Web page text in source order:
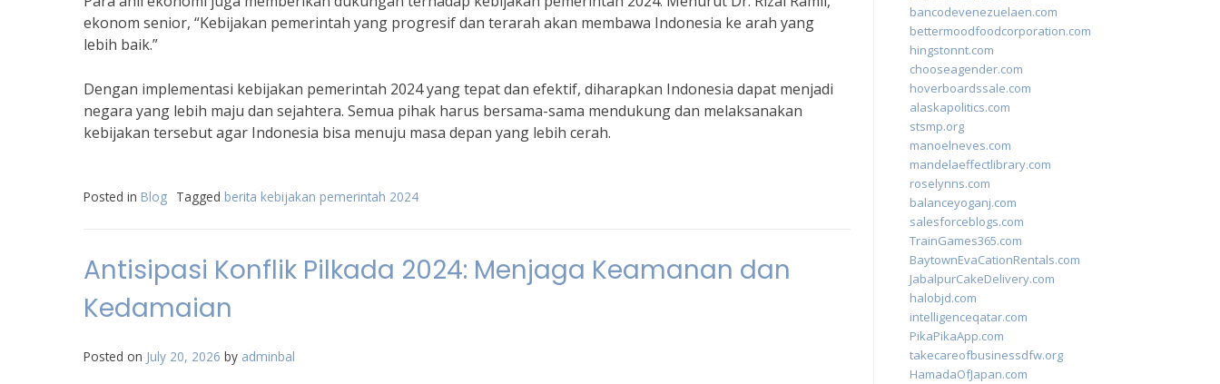
ekonom senior, “Kebijakan pemerintah yang progresif dan terarah akan membawa Indonesia ke arah yang
lebih baik.”
Dengan implementasi kebijakan pemerintah 2024 yang tepat dan efektif, diharapkan Indonesia dapat menjadi
negara yang lebih maju dan sejahtera. Semua pihak harus bersama-sama mendukung dan melaksanakan
kebijakan tersebut agar Indonesia bisa menuju masa depan yang lebih cerah.
Posted in Blog Tagged berita kebijakan pemerintah 2024
Antisipasi Konflik Pilkada 2024: Menjaga Keamanan dan
Kedamaian
Posted on July 20, 2026 by adminbal
bancodevenezuelaen.com
bettermoodfoodcorporation.com
hingstonnt.com
chooseagender.com
hoverboardssale.com
alaskapolitics.com
stsmp.org
manoelneves.com
mandelaeffectlibrary.com
roselynns.com
balanceyoganj.com
salesforceblogs.com
TrainGames365.com
BaytownEvaCationRentals.com
JabalpurCakeDelivery.com
halobjd.com
intelligenceqatar.com
PikaPikaApp.com
takecareofbusinessdfw.org
HamadaOfJapan.com